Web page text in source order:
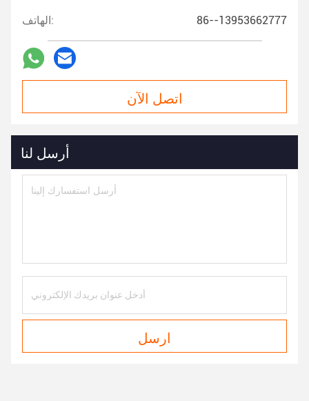
الهاتف: 86--13953662777
اتصل الآن
أرسل لنا
ارسل